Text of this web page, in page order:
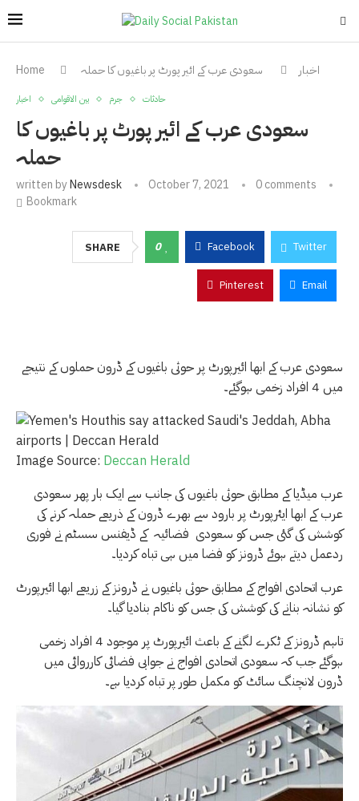
Home اخبار سعودی عرب کے ائیر پورٹ پر باغیوں کا حملہ
اخبار بین الاقوامی جرم حادثات
سعودی عرب کے ائیر پورٹ پر باغیوں کا
حملہ
written byNewsdesk October 7, 2021
0 comments
Bookmark
SHARE 0 Facebook Twitter
Pinterest Email
سعودی عرب کے ابھا ائیرپورٹ پر حوثی باغیوں کے ڈرون حملوں کے نتیجے
میں 4 افراد زخمی ہوگئے۔
Image Source: Deccan Herald
عرب میڈیا کے مطابق حوثی باغیوں کی جانب سے ایک بار پھر سعودی
عرب کے ابھا ایئرپورٹ پر بارود سے بھرے ڈرون کے ذریعے حملہ کرنے کی
کوشش کی گئی جس کو سعودی فضائیہ کے ڈیفنس سسٹم نے فوری
ردعمل دیتے ہوئے ڈرونز کو فضا میں ہی تباہ کردیا۔
عرب اتحادی افواج کے مطابق حوثی باغیوں نے ڈرونز کے زریعے ابھا ائیرپورٹ
کو نشانہ بنانے کی کوشش کی جس کو ناکام بنادیا گیا۔
تاہم ڈرونز کے ٹکرے لگنے کے باعث ائیرپورٹ پر موجود 4 افراد زخمی
ہوگئے جب کہ سعودی اتحادی افواج نے جوابی فضائی کارروائی میں
ڈرون لانچنگ سائٹ کو مکمل طور پر تباہ کردیا ہے۔